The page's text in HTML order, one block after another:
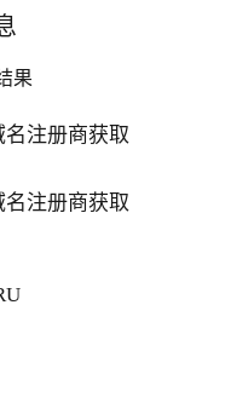
果
注册商获取
注册商获取